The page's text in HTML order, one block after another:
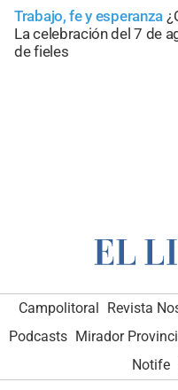
Trabajo, fe y esperanza
La celebración del 7 de
de fieles
Campolitoral Revista
Podcasts Mirador
Notife